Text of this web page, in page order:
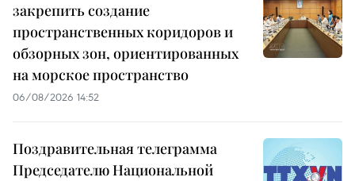
закрепить создание
пространственных коридоров и
обзорных зон, ориентированных
на морское пространство
06/08/2026 14:52
Поздравительная телеграмма
Председателю Национальной